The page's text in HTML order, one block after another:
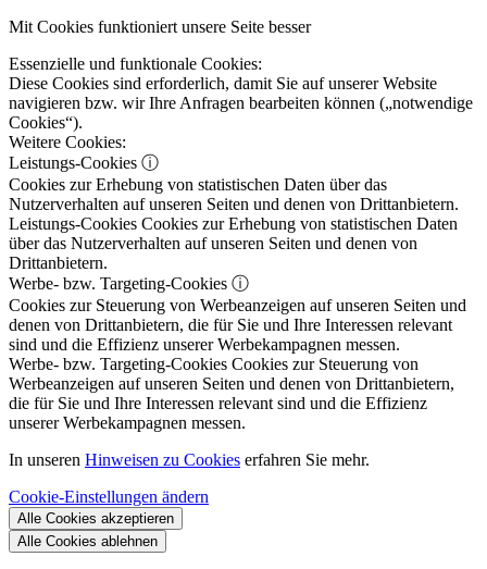
Mit Cookies funktioniert unsere Seite besser
Essenzielle und funktionale Cookies:
Diese Cookies sind erforderlich, damit Sie auf unserer Website
navigieren bzw. wir Ihre Anfragen bearbeiten können („notwendige
Cookies“).
Weitere Cookies:
Leistungs-Cookies ⓘ
Cookies zur Erhebung von statistischen Daten über das
Nutzerverhalten auf unseren Seiten und denen von Drittanbietern.
Leistungs-Cookies Cookies zur Erhebung von statistischen Daten
über das Nutzerverhalten auf unseren Seiten und denen von
Drittanbietern.
Werbe- bzw. Targeting-Cookies ⓘ
Cookies zur Steuerung von Werbeanzeigen auf unseren Seiten und
denen von Drittanbietern, die für Sie und Ihre Interessen relevant
sind und die Effizienz unserer Werbekampagnen messen.
Werbe- bzw. Targeting-Cookies Cookies zur Steuerung von
Werbeanzeigen auf unseren Seiten und denen von Drittanbietern,
die für Sie und Ihre Interessen relevant sind und die Effizienz
unserer Werbekampagnen messen.
In unseren Hinweisen zu Cookies erfahren Sie mehr.
Cookie-Einstellungen ändern
Alle Cookies akzeptieren
Alle Cookies ablehnen